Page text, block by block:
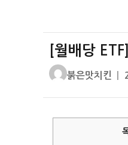
[월배당
글
붉은맛치킨